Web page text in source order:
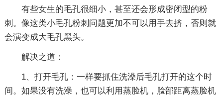
有些女生的毛孔很细小，甚至还会形成密闭型的粉
刺。像这类小毛孔粉刺问题更加不可以用手去挤，否则就
会演变成大毛孔黑头。
解决之道：
1、打开毛孔：一样要抓住洗澡后毛孔打开的这个时
间。如果没有洗澡，也可以利用蒸脸机，脸部距离蒸脸机